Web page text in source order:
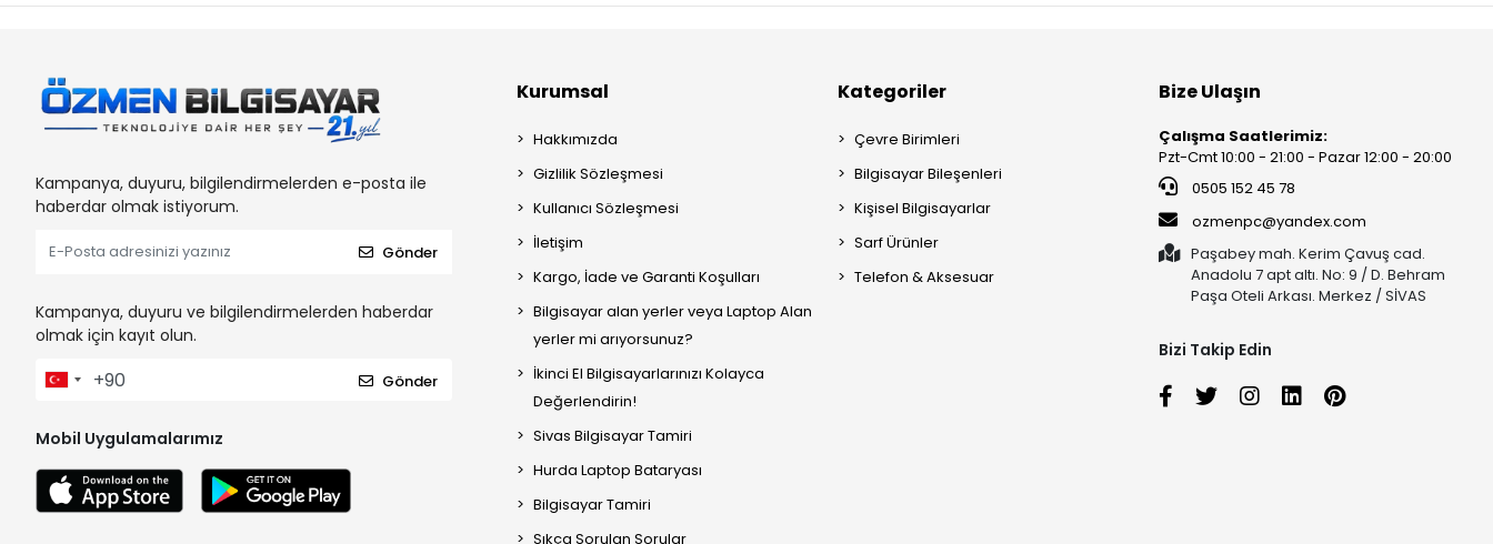
Kampanya, duyuru, bilgilendirmelerden e-posta ile
haberdar olmak istiyorum.
Gönder
Kampanya, duyuru ve bilgilendirmelerden haberdar
olmak için kayıt olun.
Gönder
Mobil Uygulamalarımız
Kurumsal
Hakkımızda
Gizlilik Sözleşmesi
Kullanıcı Sözleşmesi
İletişim
Kargo, İade ve Garanti Koşulları
Bilgisayar alan yerler veya Laptop Alan
yerler mi arıyorsunuz?
İkinci El Bilgisayarlarınızı Kolayca
Değerlendirin!
Sivas Bilgisayar Tamiri
Hurda Laptop Bataryası
Bilgisayar Tamiri
Sıkça Sorulan Sorular
Kategoriler
Çevre Birimleri
Bilgisayar Bileşenleri
Kişisel Bilgisayarlar
Sarf Ürünler
Telefon & Aksesuar
Bize Ulaşın
Çalışma Saatlerimiz:
Pzt-Cmt 10:00 - 21:00 - Pazar 12:00 - 20:00
0505 152 45 78
ozmenpc@yandex.com
Paşabey mah. Kerim Çavuş cad.
Anadolu 7 apt altı. No: 9 / D. Behram
Paşa Oteli Arkası. Merkez / SİVAS
Bizi Takip Edin